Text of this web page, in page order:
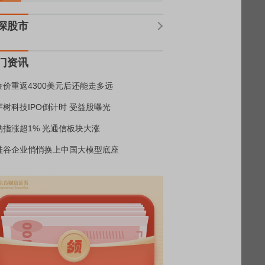
股市
资讯
价重返4300美元后还能走多远
树科技IPO倒计时 受益股曝光
指涨超1% 光通信板块大涨
谷企业悄悄换上中国大模型底座